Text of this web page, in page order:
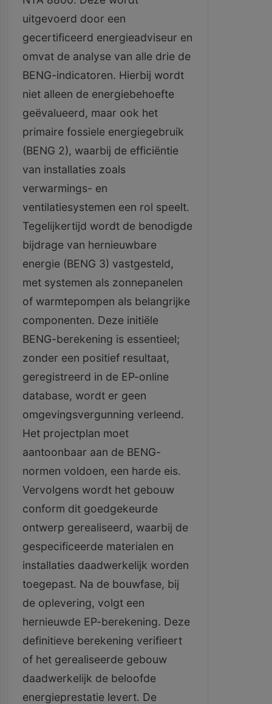
uitgevoerd door een
gecertificeerd energieadviseur en
omvat de analyse van alle drie de
BENG-indicatoren. Hierbij wordt
niet alleen de energiebehoefte
geëvalueerd, maar ook het
primaire fossiele energiegebruik
(BENG 2), waarbij de efficiëntie
van installaties zoals
verwarmings- en
ventilatiesystemen een rol speelt.
Tegelijkertijd wordt de benodigde
bijdrage van hernieuwbare
energie (BENG 3) vastgesteld,
met systemen als zonnepanelen
of warmtepompen als belangrijke
componenten. Deze initiële
BENG-berekening is essentieel;
zonder een positief resultaat,
geregistreerd in de EP-online
database, wordt er geen
omgevingsvergunning verleend.
Het projectplan moet
aantoonbaar aan de BENG-
normen voldoen, een harde eis.
Vervolgens wordt het gebouw
conform dit goedgekeurde
ontwerp gerealiseerd, waarbij de
gespecificeerde materialen en
installaties daadwerkelijk worden
toegepast. Na de bouwfase, bij
de oplevering, volgt een
hernieuwde EP-berekening. Deze
definitieve berekening verifieert
of het gerealiseerde gebouw
daadwerkelijk de beloofde
energieprestatie levert. De